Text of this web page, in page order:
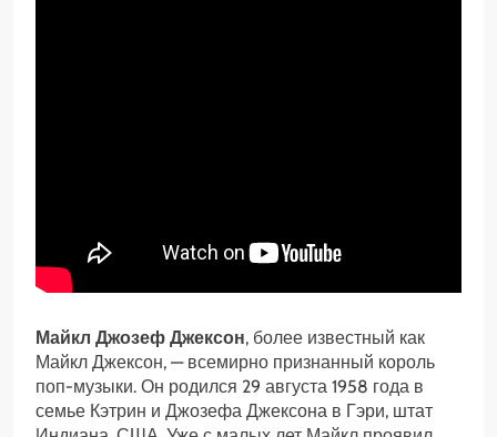
Майкл Джозеф Джексон, более известный как
Майкл Джексон, — всемирно признанный король
поп-музыки. Он родился 29 августа 1958 года в
семье Кэтрин и Джозефа Джексона в Гэри, штат